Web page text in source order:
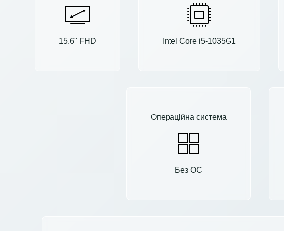
15.6" FHD Intel Core i5-1035G1
Операційна система
Без ОС